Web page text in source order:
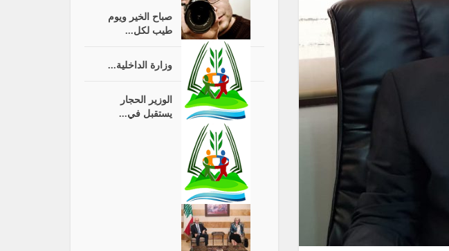
صباح الخير ويوم
طيب لكل...
وزارة الداخلية...
الوزير الحجار
يستقبل في...